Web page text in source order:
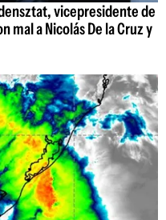
vicepresidente de
mal a Nicolás De la Cruz y